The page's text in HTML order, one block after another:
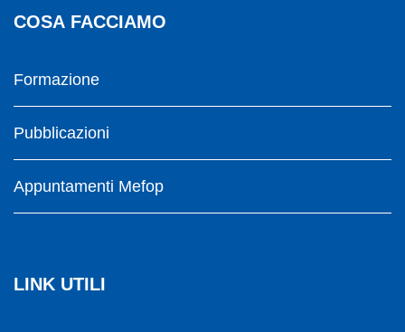
COSA FACCIAMO
Formazione
Pubblicazioni
Appuntamenti Mefop
LINK UTILI